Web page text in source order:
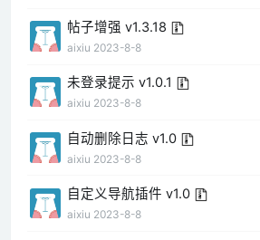
帖子增强 v1.3.18
aixiu 2023-8-8
未登录提示 v1.0.1
aixiu 2023-8-8
自动删除日志 v1.0
aixiu 2023-8-8
自定义导航插件 v1.0
aixiu 2023-8-8